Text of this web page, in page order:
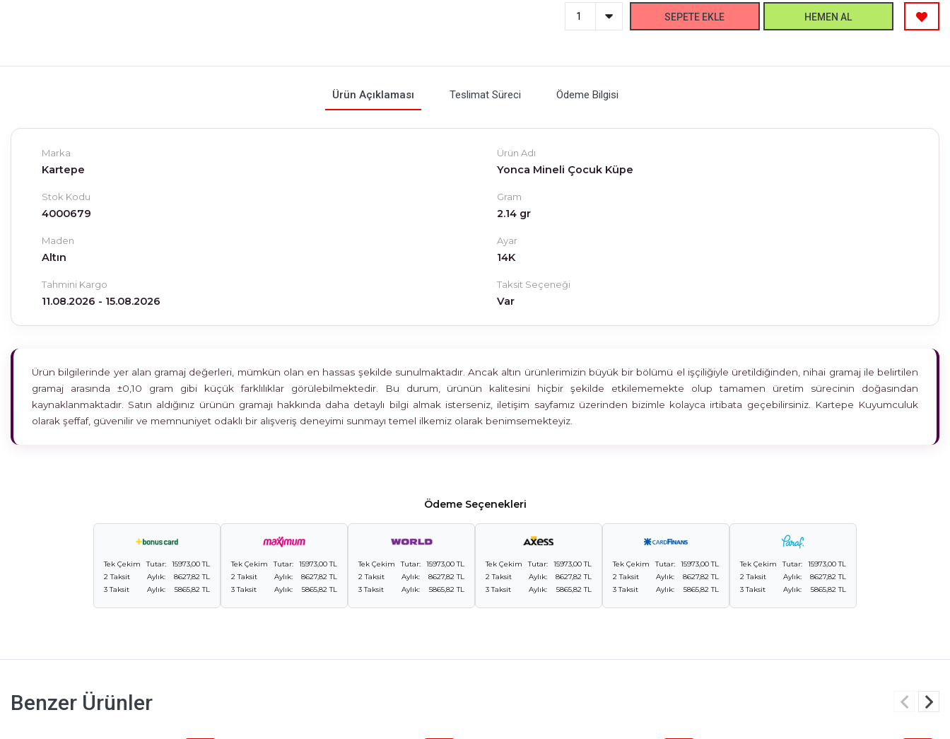
SEPETE EKLE HEMEN AL
Ürün Açıklaması Teslimat Süreci Ödeme Bilgisi
Marka
Kartepe
Ürün Adı
Yonca Mineli Çocuk Küpe
Stok Kodu
4000679
Gram
2.14 gr
Maden
Altın
Ayar
14K
Tahmini Kargo
11.08.2026 - 15.08.2026
Taksit Seçeneği
Var
Ürün bilgilerinde yer alan gramaj değerleri, mümkün olan en hassas şekilde sunulmaktadır. Ancak altın ürünlerimizin büyük bir bölümü el işçiliğiyle üretildiğinden, nihai gramaj ile belirtilen
gramaj arasında ±0,10 gram gibi küçük farklılıklar görülebilmektedir. Bu durum, ürünün kalitesini hiçbir şekilde etkilememekte olup tamamen üretim sürecinin doğasından
kaynaklanmaktadır. Satın aldığınız ürünün gramajı hakkında daha detaylı bilgi almak isterseniz, iletişim sayfamız üzerinden bizimle kolayca irtibata geçebilirsiniz. Kartepe Kuyumculuk
olarak şeffaf, güvenilir ve memnuniyet odaklı bir alışveriş deneyimi sunmayı temel ilkemiz olarak benimsemekteyiz.
Ödeme Seçenekleri
Tek Çekim Tutar:
15973,00 TL
2 Taksit
Aylık:
8627,82 TL
3 Taksit
Aylık: 5865,82 TL
Tek Çekim Tutar:
15973,00 TL
2 Taksit
Aylık:
8627,82 TL
3 Taksit
Aylık: 5865,82 TL
Tek Çekim Tutar:
15973,00 TL
2 Taksit
Aylık:
8627,82 TL
3 Taksit
Aylık: 5865,82 TL
Tek Çekim Tutar:
15973,00 TL
2 Taksit
Aylık:
8627,82 TL
3 Taksit
Aylık: 5865,82 TL
Tek Çekim Tutar:
15973,00 TL
2 Taksit
Aylık:
8627,82 TL
3 Taksit
Aylık: 5865,82 TL
Tek Çekim Tutar:
15973,00 TL
2 Taksit
Aylık:
8627,82 TL
3 Taksit
Aylık: 5865,82 TL
Benzer Ürünler